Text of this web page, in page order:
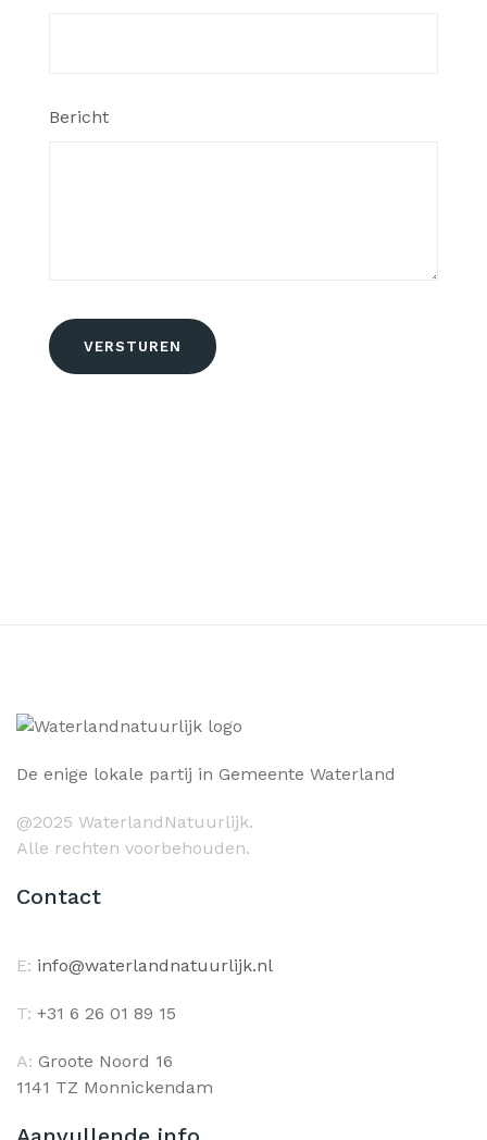
Bericht
De enige lokale partij in Gemeente Waterland
@2025 WaterlandNatuurlijk.
Alle rechten voorbehouden.
Contact
E: info@waterlandnatuurlijk.nl
T: +31 6 26 01 89 15
A: Groote Noord 16
1141 TZ Monnickendam